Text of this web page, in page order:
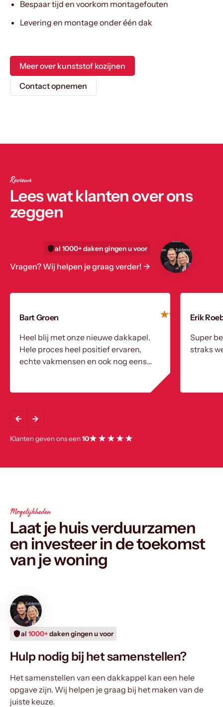
Bespaar tijd en voorkom montagefouten
Levering en montage onder één dak
Meer over kunststof kozijnen
Contact opnemen
Reviews
Lees wat klanten over ons
zeggen
al 1000+ daken gingen u voor
Vragen? Wij helpen je graag verder! ->
Bart Groen
Heel blij met onze nieuwe dakkapel.
Hele proces heel positief ervaren,
echte vakmensen en ook nog eens
Erik
Super
straks
Klanten geven ons een10
Mogelijkheden
Laat je huis verduurzamen
en investeer in de toekomst
van je woning
al 1000+daken gingen u voor
Hulp nodig bij het samenstellen?
Het samenstellen van een dakkappel kan een hele
opgave zijn. Wij helpen je graag bij het maken van de
juiste keuze.